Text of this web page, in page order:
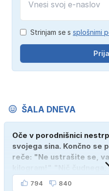
Strinjam se s splošnimi
ŠALA DNEVA
Oče v porodnišnici
svojega sina. Končno se
reče: "Ne ustrašite se,
kilogram!" "Nič
ženo poznava šele tri
794 840